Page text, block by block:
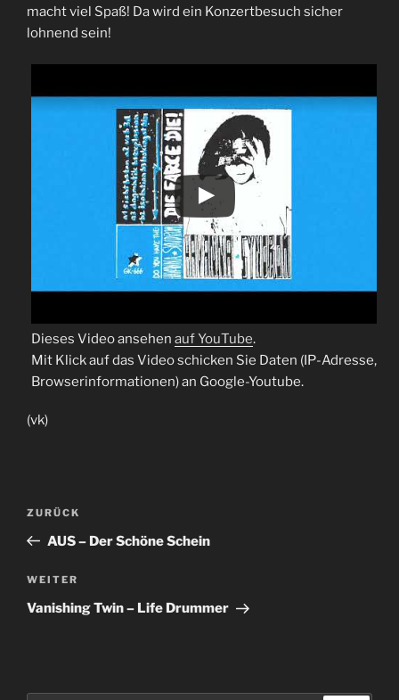
macht viel Spaß! Da wird ein Konzertbesuch sicher
lohnend sein!
Dieses Video ansehen auf YouTube.
Mit Klick auf das Video schicken Sie Daten (IP-Adresse,
Browserinformationen) an Google-Youtube.
(vk)
Beitragsnavigation
Vorheriger
Beitrag
ZURÜCK
AUS – Der Schöne Schein
Nächster
Beitrag
WEITER
Vanishing Twin – Life Drummer